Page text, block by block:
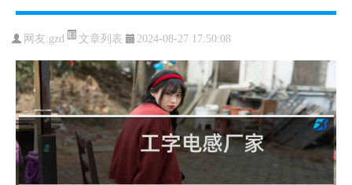
网友:gzd 文章列表 2024-08-27 17:50:08